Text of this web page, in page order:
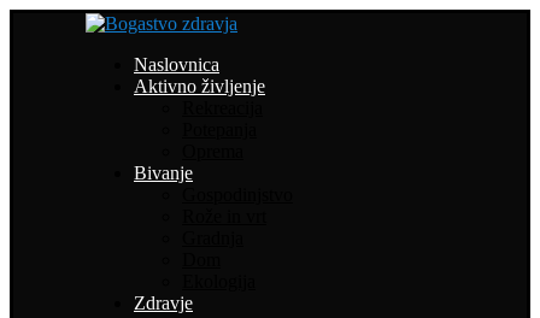
Naslovnica
Aktivno življenje
Bivanje
Zdravje